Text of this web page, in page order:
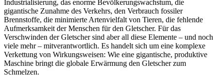
Industrialisierung, das enorme Bevölkerungswachstum, die
gigantische Zunahme des Verkehrs, den Verbrauch fossiler
Brennstoffe, die minimierte Artenvielfalt von Tieren, die fehlende
Aufmerksamkeit der Menschen für den Gletscher. Für das
Verschwinden der Gletscher sind aber all diese Elemente – und noch
viele mehr – mitverantwortlich. Es handelt sich um eine komplexe
Verkettung von Wirkungsweisen: Wie eine gigantische, produktive
Maschine bringt die globale Erwärmung den Gletscher zum
Schmelzen.